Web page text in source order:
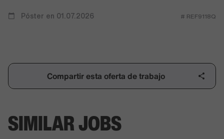
Póster en 01.07.2026 # REF9118Q
Compartir esta oferta de trabajo
SIMILAR JOBS